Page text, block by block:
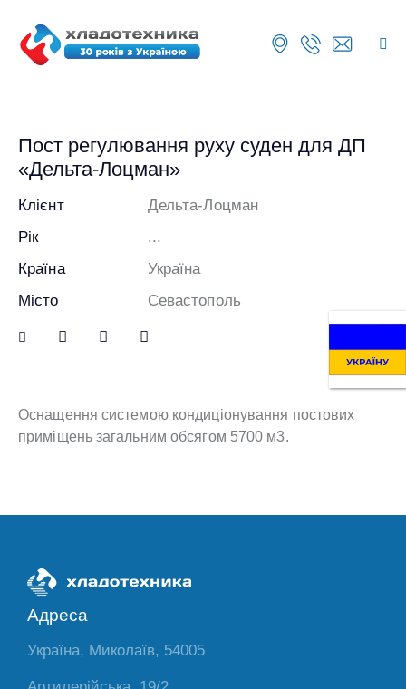
Пост регулювання руху суден для ДП
«Дельта-Лоцман»
Оснащення системою кондиціонування постових
приміщень загальним обсягом 5700 м3.
Клієнт
Дельта-Лоцман
Рік
...
Країна
Україна
Місто
Севастополь
Адреса
Україна, Миколаїв, 54005